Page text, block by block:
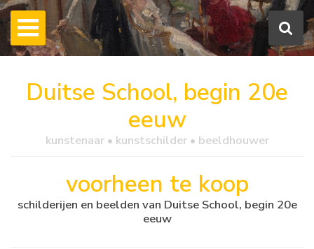
Duitse School, begin 20e
eeuw
kunstenaar • kunstschilder • beeldhouwer
voorheen te koop
schilderijen en beelden van Duitse School, begin 20e
eeuw